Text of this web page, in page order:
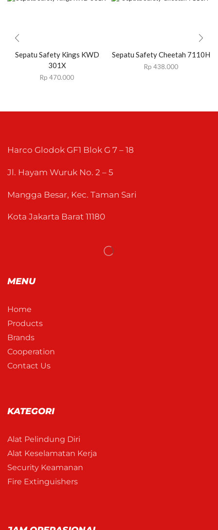
Sepatu Safety Kings KWD
301X
Rp 470.000
Sepatu Safety Cheetah 7110H
Rp 438.000
Harco Glodok GF1 Blok G 7 – 18
Jl. Hayam Wuruk No. 2 – 5
Mangga Besar, Kec. Taman Sari
Kota Jakarta Barat 11180
MENU
Home
Products
Brands
Cooperation
Contact Us
KATEGORI
Alat Pelindung Diri
Alat Keselamatan Kerja
Security Keamanan
Fire Extinguishers